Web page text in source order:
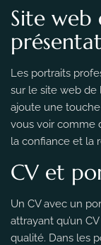
Site web
Les portraits
sur le site web de
ajoute une
vous voir comme
la confiance et la
CV et
Un CV avec un
attrayant qu’un
qualité. Dans les